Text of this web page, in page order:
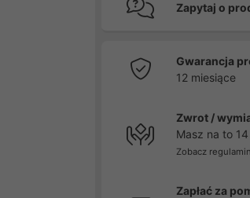
Zapytaj o
Gwarancja
12 miesiące
Zwrot /
Masz na to
Zobacz
Zapłać za